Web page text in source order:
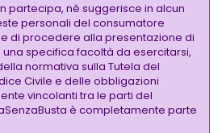
partecipa, nè suggerisce in alcun
personali del consumatore
di procedere alla presentazione di
specifica facoltà da esercitarsi,
normativa sulla Tutela del
Civile e delle obbligazioni
vincolanti tra le parti del
è completamente parte